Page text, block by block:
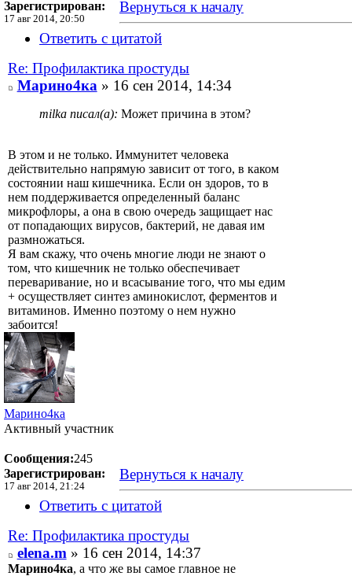
Зарегистрирован:
17 авг 2014, 20:50
Вернуться к началу
Ответить с цитатой
Re: Профилактика простуды
Марино4ка » 16 сен 2014, 14:34
milka писал(а): Может причина в этом?
В этом и не только. Иммунитет человека
действительно напрямую зависит от того, в каком
состоянии наш кишечника. Если он здоров, то в
нем поддерживается определенный баланс
микрофлоры, а она в свою очередь защищает нас
от попадающих вирусов, бактерий, не давая им
размножаться.
Я вам скажу, что очень многие люди не знают о
том, что кишечник не только обеспечивает
переваривание, но и всасывание того, что мы едим
+ осуществляет синтез аминокислот, ферментов и
витаминов. Именно поэтому о нем нужно
забоится!
Марино4ка
Активный участник
Сообщения:245
Зарегистрирован:
17 авг 2014, 21:24
Вернуться к началу
Ответить с цитатой
Re: Профилактика простуды
elena.m » 16 сен 2014, 14:37
Марино4ка, а что же вы самое главное не